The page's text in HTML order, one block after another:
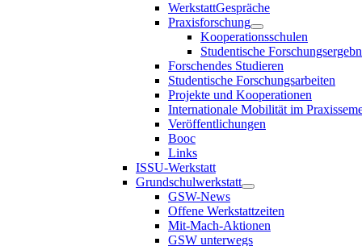
WerkstattGespräche
Praxisforschung
Kooperationsschulen
Studentische
Forschendes Studieren
Studentische Forschungsarbeiten
Projekte und Kooperationen
Internationale Mobilität im
Veröffentlichungen
Booc
Links
ISSU-Werkstatt
Grundschulwerkstatt
GSW-News
Offene Werkstattzeiten
Mit-Mach-Aktionen
GSW unterwegs